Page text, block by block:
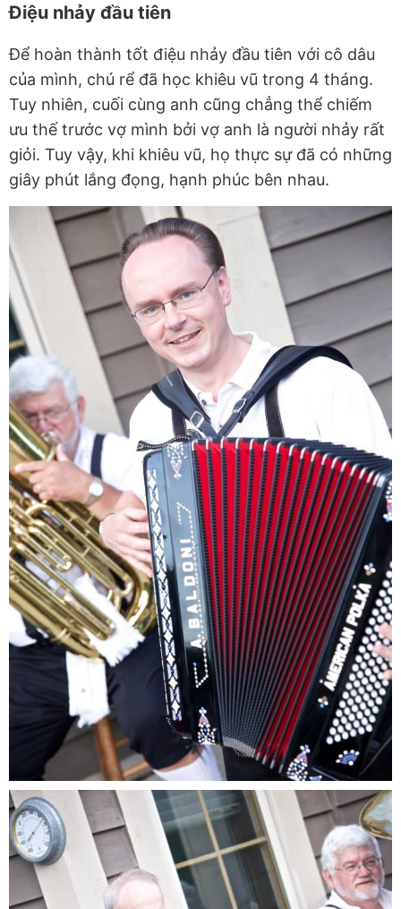
Điệu nhảy đầu tiên
Để hoàn thành tốt điệu nhảy đầu tiên với cô dâu
của mình, chú rể đã học khiêu vũ trong 4 tháng.
Tuy nhiên, cuối cùng anh cũng chẳng thể chiếm
ưu thế trước vợ mình bởi vợ anh là người nhảy rất
giỏi. Tuy vậy, khi khiêu vũ, họ thực sự đã có những
giây phút lắng đọng, hạnh phúc bên nhau.